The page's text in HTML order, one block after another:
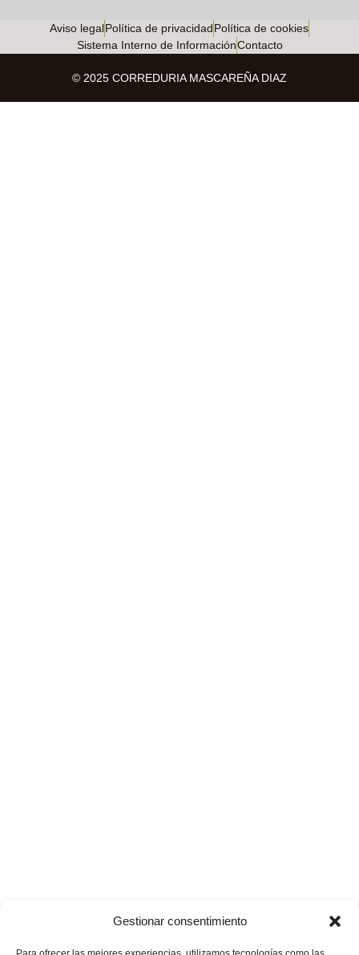
Gestionar consentimiento
Aviso legalPolítica de privacidadPolítica de cookies
Sistema Interno de InformaciónContacto
© 2025 CORREDURIA MASCAREÑA DIAZ